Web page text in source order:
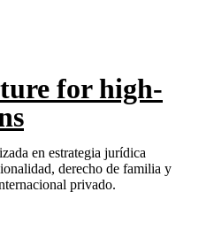
for high-
en estrategia jurídica
derecho de familia y
privado.